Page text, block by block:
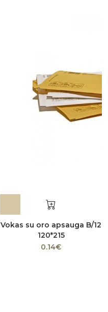
Vokas su oro apsauga B/12
120*215
0.14€